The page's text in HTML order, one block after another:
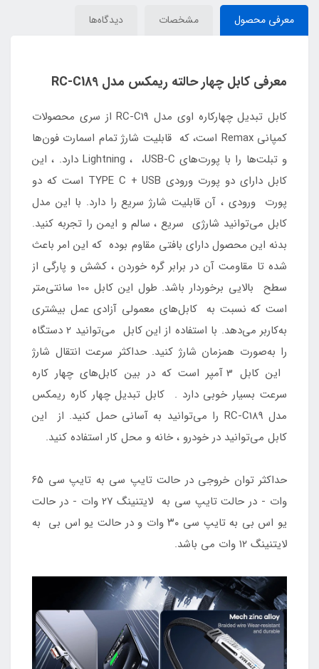
معرفی محصول مشخصات دیدگاه‌ها
معرفی کابل چهار حالته ریمکس مدل RC-C189
کابل تبدیل چهارکاره اوی مدل RC-C19 از سری محصولات
کمپانی Remax است، که قابلیت شارژ تمام اسمارت فون‌ها
و تبلت‌ها را با پورت‌های Lightning ، ،USB-C دارد. ، این
کابل دارای دو پورت ورودی TYPE C + USB است که دو
پورت ورودی ، آن قابلیت شارژ سریع را دارد. با این مدل
کابل می‌توانید شارژی سریع ، سالم و ایمن را تجربه کنید.
بدنه این محصول دارای بافتی مقاوم بوده که این امر باعث
شده تا مقاومت آن در برابر گره خوردن ، کشش و پارگی از
سطح بالایی برخوردار باشد. طول این کابل 100 سانتی‌متر
است که نسبت به کابل‌های معمولی آزادی عمل بیشتری
به‌کاربر می‌دهد. با استفاده از این کابل می‌توانید 2 دستگاه
را به‌صورت همزمان شارژ کنید. حداکثر سرعت انتقال شارژ
این کابل 3 آمپر است که در بین کابل‌های چهار ‌کاره
سرعت بسیار خوبی دارد . کابل تبدیل چهار کاره ریمکس
مدل RC-C189 را می‌توانید به آسانی حمل کنید. از این
کابل می‌توانید در خودرو ، خانه و محل کار استفاده کنید.
حداکثر توان خروجی در حالت تایپ سی به تایپ سی ۶۵
وات - در حالت تایپ سی به لایتنینگ ۲۷ وات - در حالت
یو اس بی به تایپ سی ۳۰ وات و در حالت یو اس بی به
لایتنینگ ۱۲ وات می باشد.